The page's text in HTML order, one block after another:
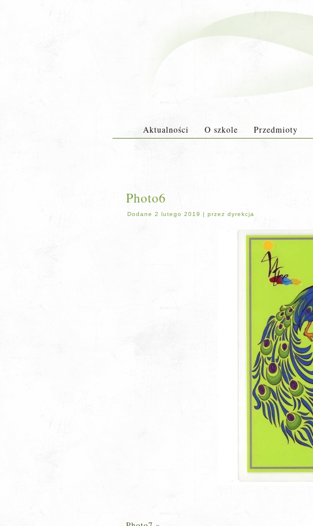
Aktualności O szkole Przedmioty
Photo6
Dodane 2 lutego 2019 | przez dyrekcja